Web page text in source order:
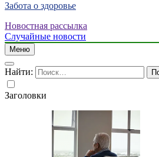
Забота о здоровье
Новостная рассылка
Случайные новости
Меню
Найти:
Заголовки